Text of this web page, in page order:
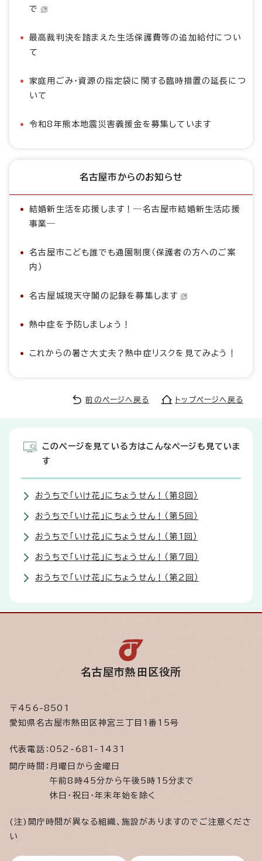
で
最高裁判決を踏まえた生活保護費等の追加給付につい
て
家庭用ごみ・資源の指定袋に関する臨時措置の延長につ
いて
令和8年熊本地震災害義援金を募集しています
名古屋市からのお知らせ
結婚新生活を応援します！―名古屋市結婚新生活応援
事業―
名古屋市こども誰でも通園制度（保護者の方へのご案
内）
名古屋城現天守閣の記録を募集します
熱中症を予防しましょう！
これからの暑さ大丈夫？熱中症リスクを見てみよう！
前のページへ戻る トップページへ戻る
このページを見ている方はこんなページも見ていま
す
おうちで「いけ花」にちょうせん！（第8回）
おうちで「いけ花」にちょうせん！（第5回）
おうちで「いけ花」にちょうせん！（第1回）
おうちで「いけ花」にちょうせん！（第7回）
おうちで「いけ花」にちょうせん！（第2回）
名古屋市熱田区役所
〒456-8501
愛知県名古屋市熱田区神宮三丁目1番15号
代表電話： 052-681-1431
開庁時間： 月曜日から金曜日
午前8時45分から午後5時15分まで
休日・祝日・年末年始を除く
(注)開庁時間が異なる組織、施設がありますのでご注意くださ
い